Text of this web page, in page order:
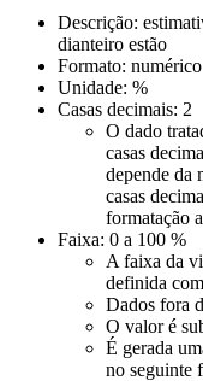
Descrição:
dianteiro estão
Formato: numérico
Unidade: %
Casas decimais: 2
O dado
casas
depende da
casas
formatação
Faixa: 0 a 100 %
A faixa da
definida
Dados fora
O valor é
É gerada
no seguinte